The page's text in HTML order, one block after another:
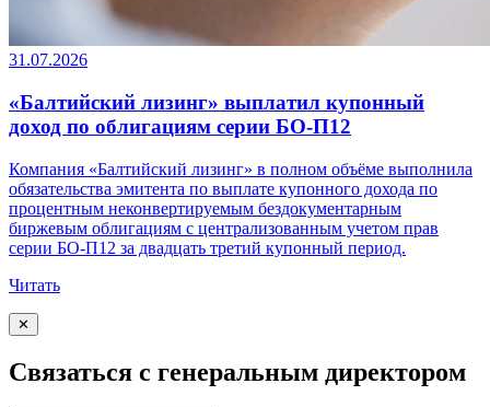
31.07.2026
«Балтийский лизинг» выплатил купонный
доход по облигациям серии БО-П12
Компания «Балтийский лизинг» в полном объёме выполнила
обязательства эмитента по выплате купонного дохода по
процентным неконвертируемым бездокументарным
биржевым облигациям с централизованным учетом прав
серии БО-П12 за двадцать третий купонный период.
Читать
✕
Связаться с генеральным директором